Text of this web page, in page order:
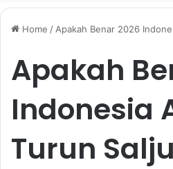
Home / Apakah Benar 2026
Apakah
Indonesia
Turun Salju